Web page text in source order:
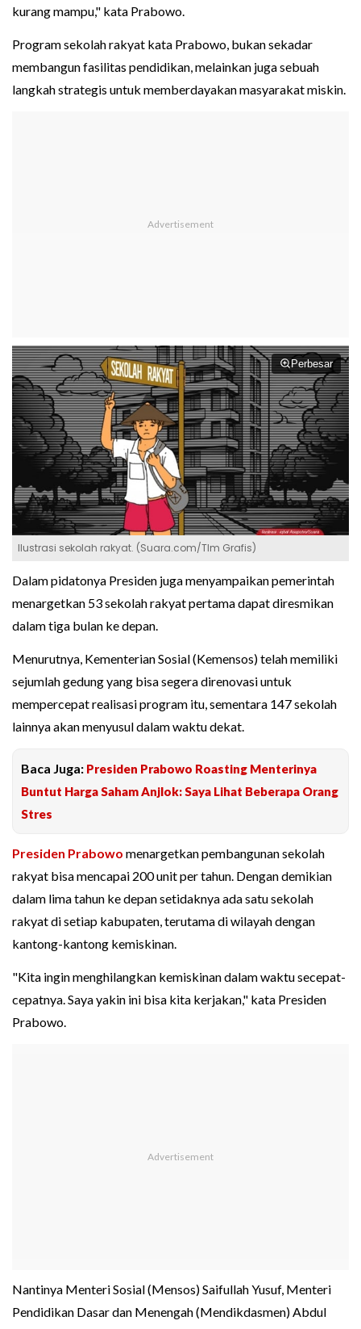
kurang mampu," kata Prabowo.
Program sekolah rakyat kata Prabowo, bukan sekadar
membangun fasilitas pendidikan, melainkan juga sebuah
langkah strategis untuk memberdayakan masyarakat miskin.
Perbesar
Ilustrasi sekolah rakyat. (Suara.com/TIm Grafis)
Dalam pidatonya Presiden juga menyampaikan pemerintah
menargetkan 53 sekolah rakyat pertama dapat diresmikan
dalam tiga bulan ke depan.
Menurutnya, Kementerian Sosial (Kemensos) telah memiliki
sejumlah gedung yang bisa segera direnovasi untuk
mempercepat realisasi program itu, sementara 147 sekolah
lainnya akan menyusul dalam waktu dekat.
Baca Juga: Presiden Prabowo Roasting Menterinya
Buntut Harga Saham Anjlok: Saya Lihat Beberapa Orang
Stres
Presiden Prabowo menargetkan pembangunan sekolah
rakyat bisa mencapai 200 unit per tahun. Dengan demikian
dalam lima tahun ke depan setidaknya ada satu sekolah
rakyat di setiap kabupaten, terutama di wilayah dengan
kantong-kantong kemiskinan.
"Kita ingin menghilangkan kemiskinan dalam waktu secepat-
cepatnya. Saya yakin ini bisa kita kerjakan," kata Presiden
Prabowo.
Nantinya Menteri Sosial (Mensos) Saifullah Yusuf, Menteri
Pendidikan Dasar dan Menengah (Mendikdasmen) Abdul